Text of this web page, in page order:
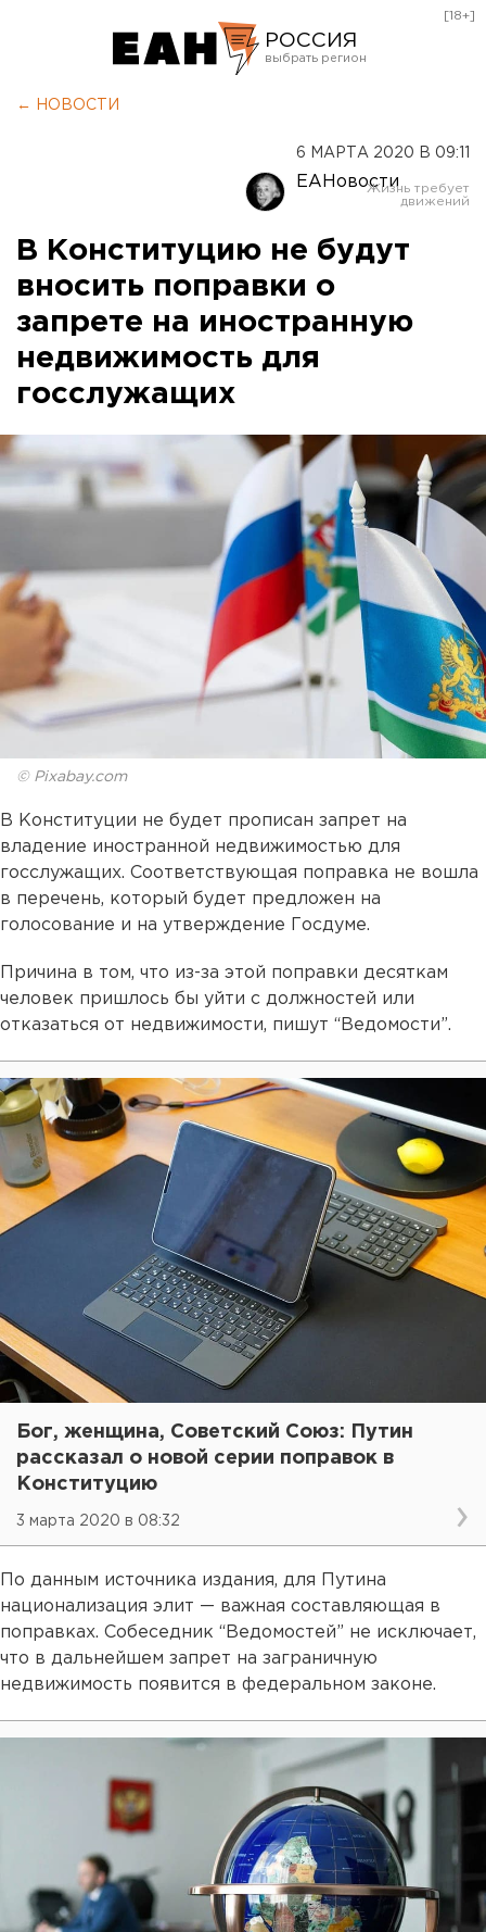
РОССИЯ
Оренбург
[18+]
← НОВОСТИ
6 МАРТА 2020 В 09:11
ЕАНовости
В Конституцию не будут
вносить поправки о
запрете на иностранную
недвижимость для
госслужащих
© Pixabay.com
В Конституции не будет прописан запрет на
владение иностранной недвижимостью для
госслужащих. Соответствующая поправка не вошла
в перечень, который будет предложен на
голосование и на утверждение Госдуме.
Причина в том, что из-за этой поправки десяткам
человек пришлось бы уйти с должностей или
отказаться от недвижимости, пишут “Ведомости”.
Бог, женщина, Советский Союз: Путин
рассказал о новой серии поправок в
Конституцию
3 марта 2020 в 08:32
По данным источника издания, для Путина
национализация элит — важная составляющая в
поправках. Собеседник “Ведомостей” не исключает,
что в дальнейшем запрет на заграничную
недвижимость появится в федеральном законе.